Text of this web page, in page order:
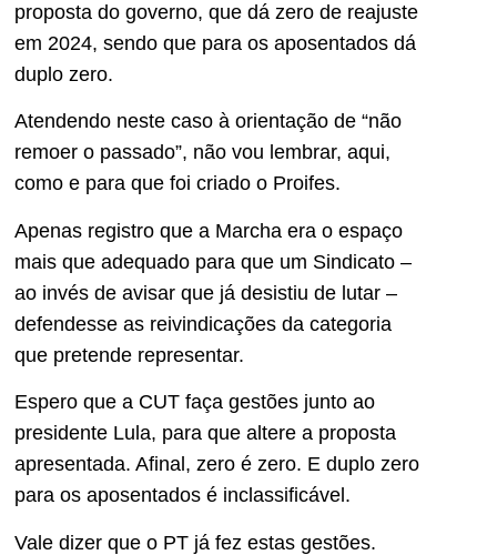
proposta do governo, que dá zero de reajuste
em 2024, sendo que para os aposentados dá
duplo zero.
Atendendo neste caso à orientação de “não
remoer o passado”, não vou lembrar, aqui,
como e para que foi criado o Proifes.
Apenas registro que a Marcha era o espaço
mais que adequado para que um Sindicato –
ao invés de avisar que já desistiu de lutar –
defendesse as reivindicações da categoria
que pretende representar.
Espero que a CUT faça gestões junto ao
presidente Lula, para que altere a proposta
apresentada. Afinal, zero é zero. E duplo zero
para os aposentados é inclassificável.
Vale dizer que o PT já fez estas gestões.